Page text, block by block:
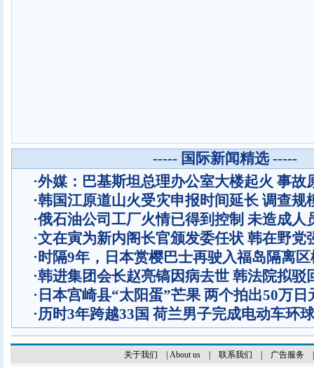
----- 国际新闻精选 -----
·外媒：巴基斯坦总理办公室大楼起火 事故
·韩国江原道山火受灾申报时间延长 调查规
·俄石油公司工厂火情已得到控制 未造成人
·文在寅为新内阁长官颁发委任状 韩在野党
·时隔9年，日本赏樱巴士再驶入福岛隔离
·韩进集团会长赵亮镐因病去世 韩法院拟驳
· 日本宫崎县“太阳蛋”芒果 两个拍出50万日
·历时3年跨越33国 荷兰男子完成电动车环
关于我们 About us| 联系我们 广告服务